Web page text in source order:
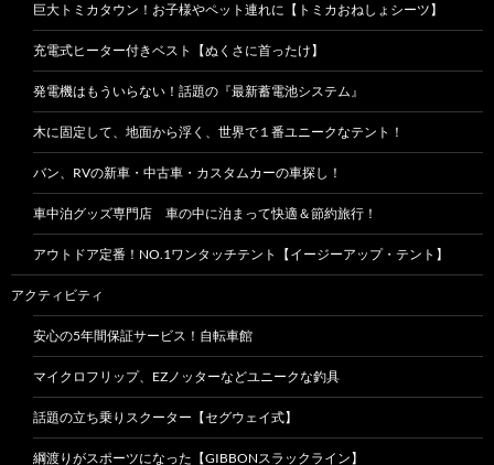
巨大トミカタウン！お子様やペット連れに【トミカおねしょシーツ】
充電式ヒーター付きベスト【ぬくさに首ったけ】
発電機はもういらない！話題の『最新蓄電池システム』
木に固定して、地面から浮く、世界で１番ユニークなテント！
バン、RVの新車・中古車・カスタムカーの車探し！
車中泊グッズ専門店 車の中に泊まって快適＆節約旅行！
アウトドア定番！NO.1ワンタッチテント【イージーアップ・テント】
アクティビティ
安心の5年間保証サービス！自転車館
マイクロフリップ、EZノッターなどユニークな釣具
話題の立ち乗りスクーター【セグウェイ式】
綱渡りがスポーツになった【GIBBONスラックライン】